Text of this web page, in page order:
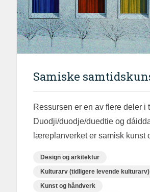
Samiske
Ressursen er en av flere deler i
Duodji/duodje/duedtie og
læreplanverket er samisk kunst
Design og arkitektur
Kulturarv (tidligere levende kulturarv)
Kunst og håndverk